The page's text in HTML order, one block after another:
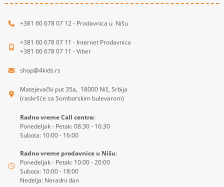
+381 60 678 07 12 - Prodavnica u Nišu
+381 60 678 07 11 - Internet Prodavnica
+381 60 678 07 11 - Viber
shop@4kids.rs
Matejevački put 35a, 18000 Niš, Srbija
(raskršće sa Somborskim bulevarom)
Radno vreme Call centra:
Ponedeljak - Petak: 08:30 - 16:30
Subota: 10:00 - 16:00
Radno vreme prodavnice u Nišu:
Ponedeljak - Petak: 10:00 - 20:00
Subota: 10:00 - 18:00
Nedelja: Neradni dan